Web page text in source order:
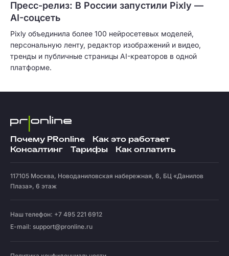
Пресс-релиз: В России запустили Pixly —
AI-соцсеть
Pixly объединила более 100 нейросетевых моделей,
персональную ленту, редактор изображений и видео,
тренды и публичные страницы AI-креаторов в одной
платформе.
Почему PRonline
Как это работает
Консалтинг
Тарифы Как оплатить
117105 Москва, Новоданиловская набережная, 6, БЦ «Данилов
Плаза», 6 этаж
Наш телефон: +7 495 221 6912
E-mail: support@pronline.ru